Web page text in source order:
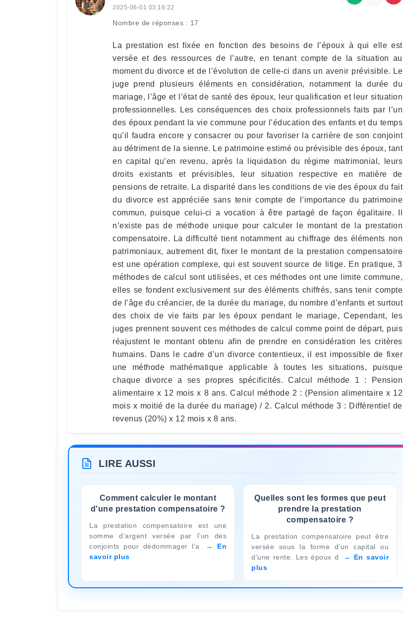
2025-06-01 03:16:22
Nombre de réponses : 17
La prestation est fixée en fonction des besoins de l’époux à qui elle est
versée et des ressources de l’autre, en tenant compte de la situation au
moment du divorce et de l’évolution de celle-ci dans un avenir prévisible. Le
juge prend plusieurs éléments en considération, notamment la durée du
mariage, l’âge et l’état de santé des époux, leur qualification et leur situation
professionnelles. Les conséquences des choix professionnels faits par l’un
des époux pendant la vie commune pour l’éducation des enfants et du temps
qu’il faudra encore y consacrer ou pour favoriser la carrière de son conjoint
au détriment de la sienne. Le patrimoine estimé ou prévisible des époux, tant
en capital qu’en revenu, après la liquidation du régime matrimonial, leurs
droits existants et prévisibles, leur situation respective en matière de
pensions de retraite. La disparité dans les conditions de vie des époux du fait
du divorce est appréciée sans tenir compte de l’importance du patrimoine
commun, puisque celui-ci a vocation à être partagé de façon égalitaire. Il
n’existe pas de méthode unique pour calculer le montant de la prestation
compensatoire. La difficulté tient notamment au chiffrage des éléments non
patrimoniaux, autrement dit, fixer le montant de la prestation compensatoire
est une opération complexe, qui est souvent source de litige. En pratique, 3
méthodes de calcul sont utilisées, et ces méthodes ont une limite commune,
elles se fondent exclusivement sur des éléments chiffrés, sans tenir compte
de l’âge du créancier, de la durée du mariage, du nombre d’enfants et surtout
des choix de vie faits par les époux pendant le mariage, Cependant, les
juges prennent souvent ces méthodes de calcul comme point de départ, puis
réajustent le montant obtenu afin de prendre en considération les critères
humains. Dans le cadre d’un divorce contentieux, il est impossible de fixer
une méthode mathématique applicable à toutes les situations, puisque
chaque divorce a ses propres spécificités. Calcul méthode 1 : Pension
alimentaire x 12 mois x 8 ans. Calcul méthode 2 : (Pension alimentaire x 12
mois x moitié de la durée du mariage) / 2. Calcul méthode 3 : Différentiel de
revenus (20%) x 12 mois x 8 ans.
LIRE AUSSI
Comment calculer le montant
d'une prestation compensatoire ?
La prestation compensatoire est une
somme d’argent versée par l’un des
conjoints pour dédommager l’a
En
savoir plus
Quelles sont les formes que peut
prendre la prestation
compensatoire ?
La prestation compensatoire peut être
versée sous la forme d’un capital ou
d’une rente. Les époux d
En savoir
plus